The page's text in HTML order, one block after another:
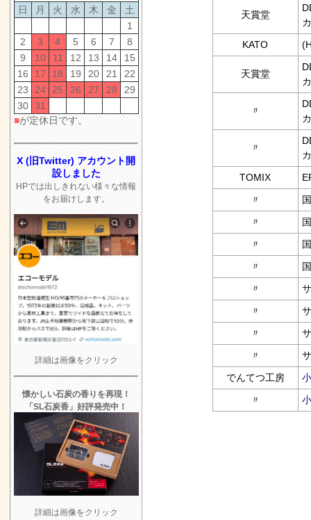
天賞堂
KATO
天賞堂
〃
〃
TOMIX
〃
〃
〃
〃
〃
〃
〃
〃
でんてつ工房
〃
日
月 火 水 木 金
土
1
2
3 4 5 6 7
8
9
10 11 12 13 14
15
16
17 18 19 20 21
22
23
24 25 26 27 28
29
30 31
■が定休日です。
X (旧Twitter) アカウント開
設しました
HPでは出しきれない様々な情報
をお届けします。
詳細は画像をクリック
懐かしい石炭の香りを再現！
「SL石炭香」好評発売中！
詳細は画像をクリック